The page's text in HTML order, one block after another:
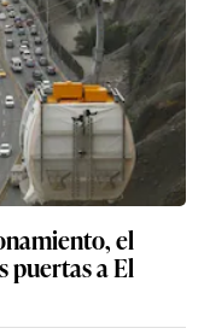
el
puertas a El